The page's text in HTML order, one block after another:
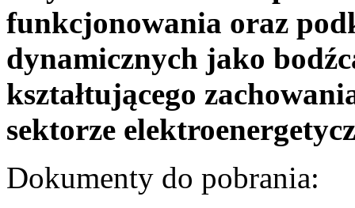
funkcjonowania oraz
dynamicznych jako
kształtującego
sektorze
Dokumenty do pobrania: